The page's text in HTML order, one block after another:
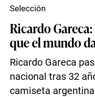
Ricardo
que el mundo
Ricardo Gareca
nacional tras 32
camiseta
Selección